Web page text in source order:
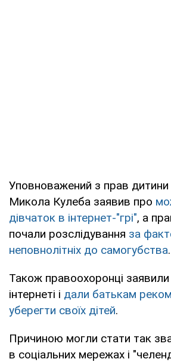
Уповноважений з прав дитини
Микола Кулеба заявив про
дівчаток в інтернет-"грі", а
почали розслідування за
неповнолітніх до самогубства.
Також правоохоронці
інтернеті і дали батькам
уберегти своїх дітей.
Причиною могли стати так
в соціальних мережах і